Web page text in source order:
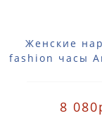
Женские
fashion часы
8